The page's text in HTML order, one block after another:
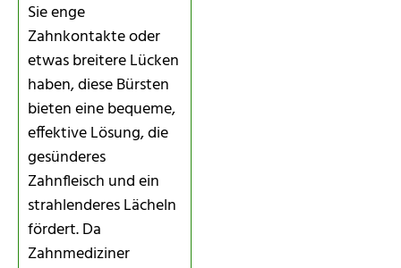
Sie enge
Zahnkontakte oder
etwas breitere Lücken
haben, diese Bürsten
bieten eine bequeme,
effektive Lösung, die
gesünderes
Zahnfleisch und ein
strahlenderes Lächeln
fördert. Da
Zahnmediziner